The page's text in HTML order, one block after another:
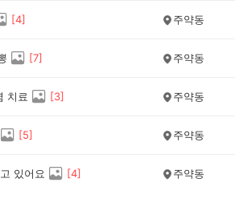
[4] 주약동
[7] 주약동
치료 [3] 주약동
[5] 주약동
있어요 [4] 주약동